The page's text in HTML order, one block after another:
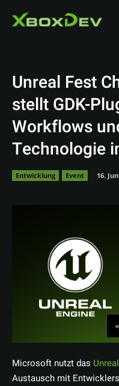
Unreal Fest
stellt GDK-
Workflows
Technologie
Entwicklung Event 16.
Microsoft nutzt das
Austausch mit